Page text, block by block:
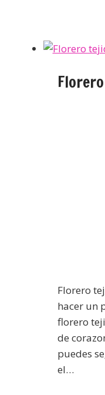
Florero
hacer un
florero
de
puedes
el…